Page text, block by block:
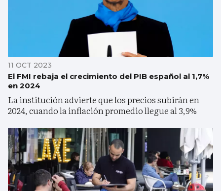
11 OCT 2023
El FMI rebaja el crecimiento del PIB español al 1,7%
en 2024
La institución advierte que los precios subirán en
2024, cuando la inflación promedio llegue al 3,9%